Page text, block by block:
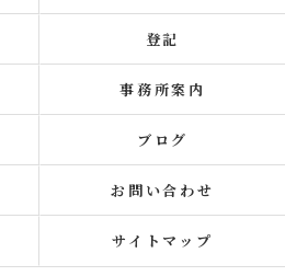
登記
事務所案内
ブログ
お問い合わせ
サイトマップ